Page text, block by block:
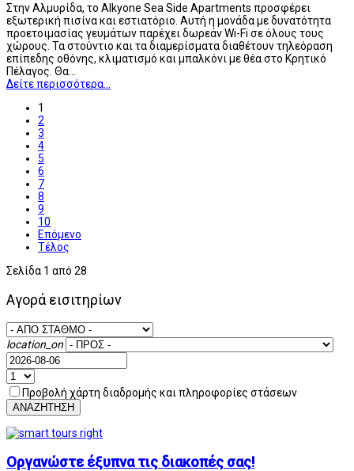
Στην Αλμυρίδα, το Alkyone Sea Side Apartments προσφέρει
εξωτερική πισίνα και εστιατόριο. Αυτή η μονάδα με δυνατότητα
προετοιμασίας γευμάτων παρέχει δωρεάν Wi-Fi σε όλους τους
χώρους. Τα στούντιο και τα διαμερίσματα διαθέτουν τηλεόραση
επίπεδης οθόνης, κλιματισμό και μπαλκόνι με θέα στο Κρητικό
Πέλαγος. Θα…
Δείτε περισσότερα...
1
2
3
4
5
6
7
8
9
10
Επόμενο
Τέλος
Σελίδα 1 από 28
Αγορά εισιτηρίων
location_on
Προβολή χάρτη διαδρομής και πληροφορίες στάσεων
ΑΝΑΖΗΤΗΣΗ
Οργανώστε έξυπνα τις διακοπές σας!